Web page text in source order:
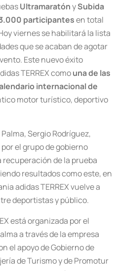
UltramaratónySubida
participantesen total
viernes se habilitará la lista
que se acaban de agotar
Este nuevo éxito
TERREX comouna de las
internacional de
motor turístico, deportivo
Sergio Rodríguez,
el grupo de gobierno
recuperación de la prueba
resultados como este, en
adidas TERREX vuelve a
deportistas y público.
está organizada por el
a través de la empresa
el apoyo de Gobierno de
de Turismo y de Promotur